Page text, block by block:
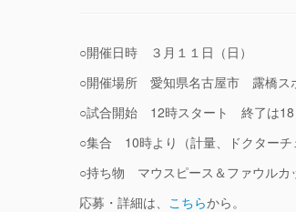
○開催日時 ３月１１日（日）
○開催場所 愛知県名古屋市 露橋ス
○試合開始 12時スタート 終了は18
○集合 10時より（計量、ドクターチ
○持ち物 マウスピース＆ファウルカ
応募・詳細は、 こちらから。